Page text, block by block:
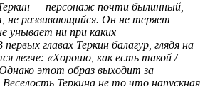
— персонаж почти былинный,
не развивающийся. Он не теряет
унывает ни при каких
главах Теркин балагур, глядя на
легче: «Хорошо, как есть такой /
этот образ выходит за
Теркина не то что напускная,